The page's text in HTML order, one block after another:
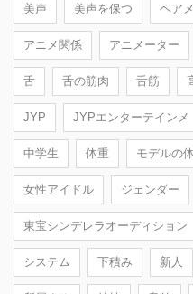
美声 美声を保つ ヘア
アニメ関係 アニメーター
舌 舌の筋肉 舌筋
JYP JYPエンターテインメ
中学生 体重 モデルの
女性アイドル ジェンダー
東宝シンデレラオーディション
システム 下積み 新人